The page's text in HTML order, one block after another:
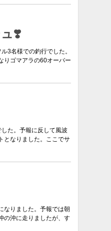
❣️
3名様での釣行でした。
りゴマアラの60オーバー
た。予報に反して風波
となりました。ここでサ
なりました。予報では朝
の沖に走りましたが、す